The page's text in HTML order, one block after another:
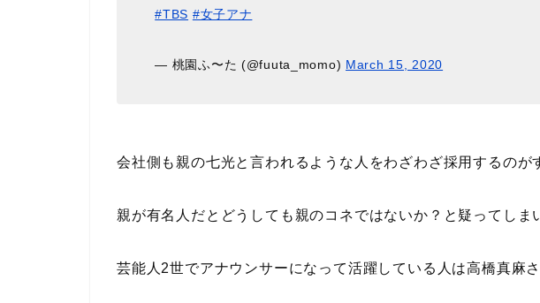
#TBS #女子アナ
— 桃園ふ〜た (@fuuta_momo) March 15, 2020
会社側も親の七光と言われるような人をわざわざ採用するのが
親が有名人だとどうしても親のコネではないか？と疑ってしま
芸能人2世でアナウンサーになって活躍している人は高橋真麻